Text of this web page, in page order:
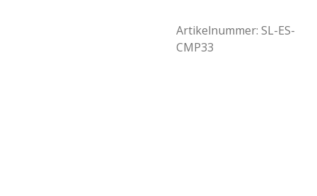
Artikelnummer: SL-ES-
CMP33